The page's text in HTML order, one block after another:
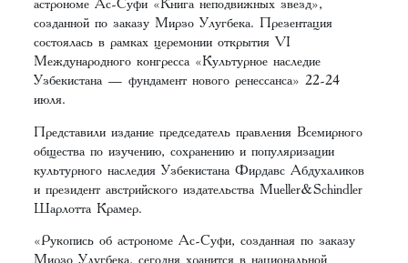
созданной по заказу Мирзо Улугбека. Презентация
состоялась в рамках церемонии открытия VI
Международного конгресса «Культурное наследие
Узбекистана — фундамент нового ренессанса» 22-24
июля.
Представили издание председатель правления Всемирного
общества по изучению, сохранению и популяризации
культурного наследия Узбекистана Фирдавс Абдухаликов
и президент австрийского издательства Mueller&Schindler
Шарлотта Крамер.
«Рукопись об астрономе Ас-Суфи, созданная по заказу
Мирзо Улугбека, сегодня хранится в национальной